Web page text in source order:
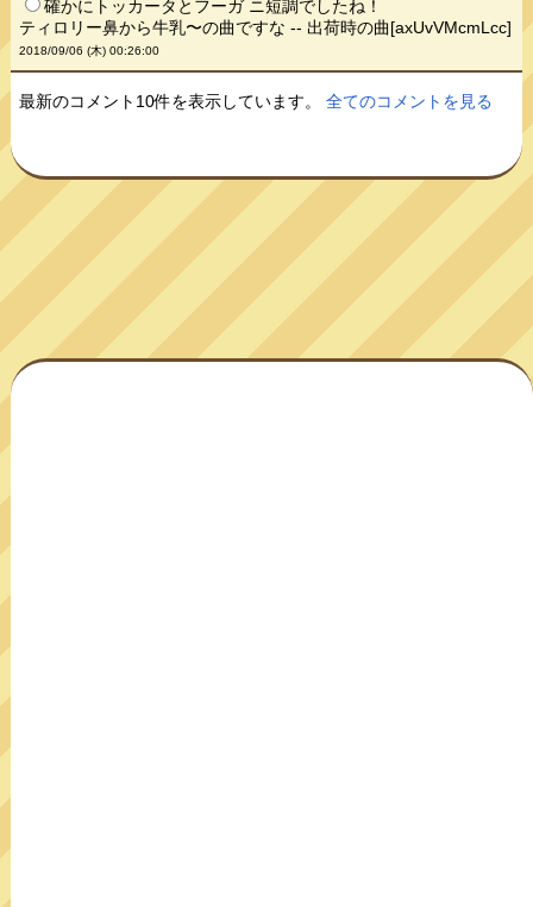
確かにトッカータとフーガ ニ短調でしたね！
ティロリー鼻から牛乳〜の曲ですな -- 出荷時の曲[axUvVMcmLcc]
2018/09/06 (木) 00:26:00
最新のコメント10件を表示しています。全てのコメントを見る